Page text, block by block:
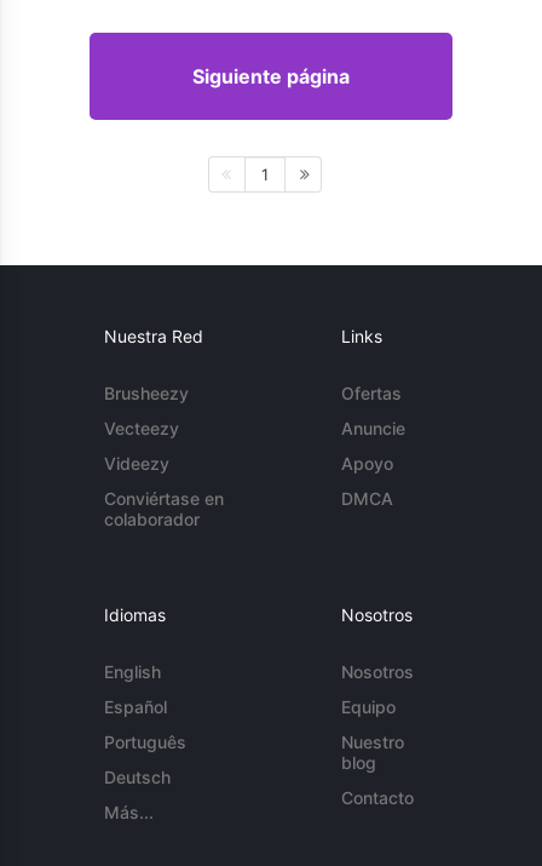
Siguiente página
1
Nuestra Red
Brusheezy
Vecteezy
Videezy
Conviértase en
colaborador
Links
Ofertas
Anuncie
Apoyo
DMCA
Idiomas
English
Español
Português
Deutsch
Más...
Nosotros
Nosotros
Equipo
Nuestro
blog
Contacto